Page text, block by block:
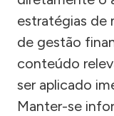
estratégias de
de gestão
conteúdo
ser aplicado
Manter-se